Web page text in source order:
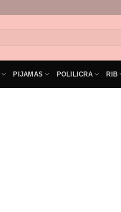
PIJAMAS POLILICRA RIB